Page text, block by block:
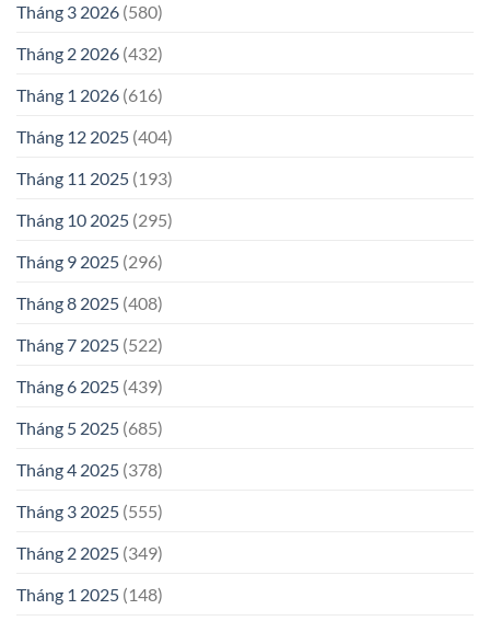
Tháng 3 2026 (580)
Tháng 2 2026 (432)
Tháng 1 2026 (616)
Tháng 12 2025 (404)
Tháng 11 2025 (193)
Tháng 10 2025 (295)
Tháng 9 2025 (296)
Tháng 8 2025 (408)
Tháng 7 2025 (522)
Tháng 6 2025 (439)
Tháng 5 2025 (685)
Tháng 4 2025 (378)
Tháng 3 2025 (555)
Tháng 2 2025 (349)
Tháng 1 2025 (148)